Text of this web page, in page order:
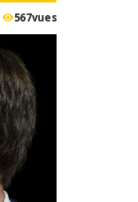
567vues